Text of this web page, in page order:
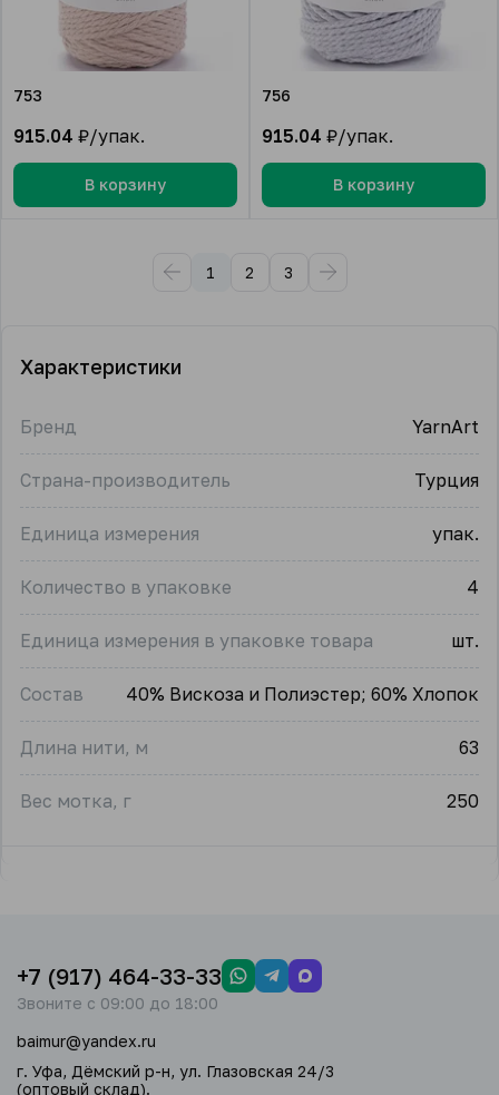
753
915.04 ₽/упак.
В корзину
756
915.04 ₽/упак.
В корзину
1 2 3
Характеристики
Бренд YarnArt
Страна-производитель Турция
Единица измерения упак.
Количество в упаковке 4
Единица измерения в упаковке товара шт.
Состав 40% Вискоза и Полиэстер; 60% Хлопок
Длина нити, м 63
Вес мотка, г 250
+7 (917) 464-33-33
Звоните с 09:00 до 18:00
baimur@yandex.ru
г. Уфа, Дёмский р-н, ул. Глазовская 24/3
(оптовый склад).